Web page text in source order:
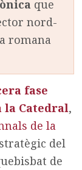
que
nord-
romana
fase
la Catedral,
de la
del
de